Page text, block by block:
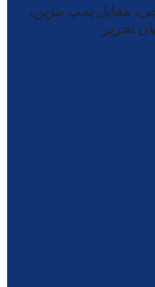
جی، مقابل پمپ بنزین،